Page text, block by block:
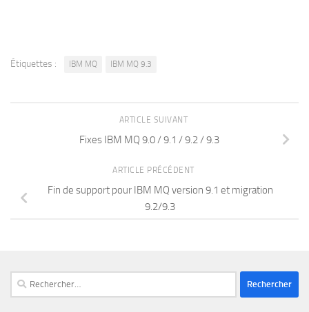
Étiquettes : IBM MQ IBM MQ 9.3
ARTICLE SUIVANT
Fixes IBM MQ 9.0 / 9.1 / 9.2 / 9.3
ARTICLE PRÉCÉDENT
Fin de support pour IBM MQ version 9.1 et migration
9.2/9.3
Rechercher :